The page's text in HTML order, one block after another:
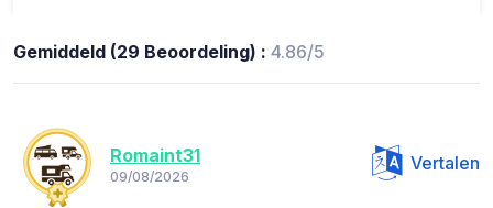
Gemiddeld (29 Beoordeling) : 4.86/5
Romaint31
09/08/2026
Vertalen